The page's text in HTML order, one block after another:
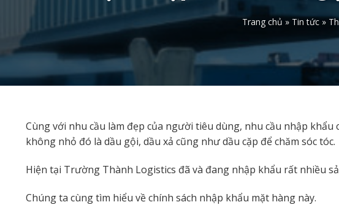
Trang chủ » Tin tức»
Cùng với nhu cầu làm đẹp của người tiêu dùng, nhu cầu nhập khẩu
không nhỏ đó là dầu gội, dầu xả cũng như dầu cặp để chăm sóc tóc.
Hiện tại Trường Thành Logistics đã và đang nhập khẩu rất nhiều
Chúng ta cùng tìm hiểu về chính sách nhập khẩu mặt hàng này.